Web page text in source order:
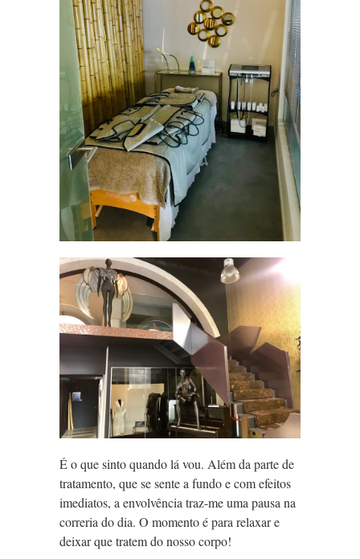
É o que sinto quando lá vou. Além da parte de
tratamento, que se sente a fundo e com efeitos
imediatos, a envolvência traz-me uma pausa na
correria do dia. O momento é para relaxar e
deixar que tratem do nosso corpo!